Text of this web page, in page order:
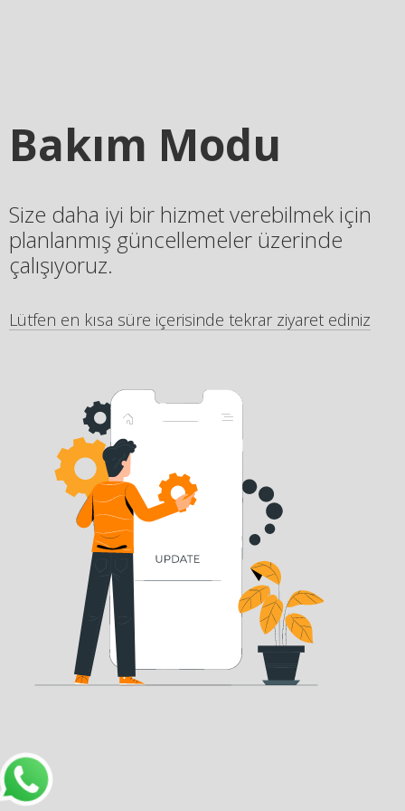
Bakım Modu
Size daha iyi bir hizmet verebilmek için
planlanmış güncellemeler üzerinde
çalışıyoruz.
Lütfen en kısa süre içerisinde tekrar ziyaret ediniz